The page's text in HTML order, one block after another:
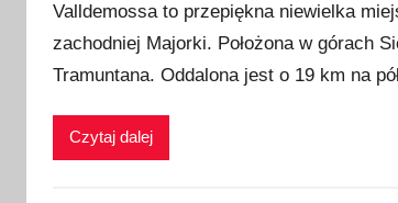
u
b
l
o
Valldemossa to przepiękna niewielka
zachodniej Majorki. Położona w górach
Tramuntana. Oddalona jest o 19 km na
Czytaj dalej